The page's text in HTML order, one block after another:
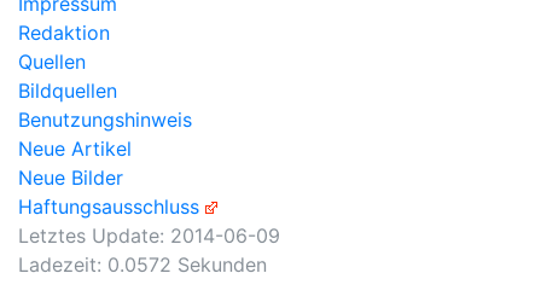
Redaktion
Quellen
Bildquellen
Benutzungshinweis
Neue Artikel
Neue Bilder
Haftungsausschluss
Letztes Update: 2014-06-09
Ladezeit: 0.0572 Sekunden